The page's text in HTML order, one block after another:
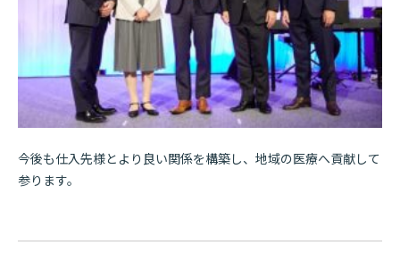
今後も仕入先様とより良い関係を構築し、地域の医療へ貢献して
参ります。